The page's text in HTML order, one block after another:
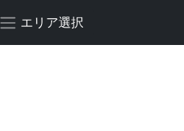
エリア選択